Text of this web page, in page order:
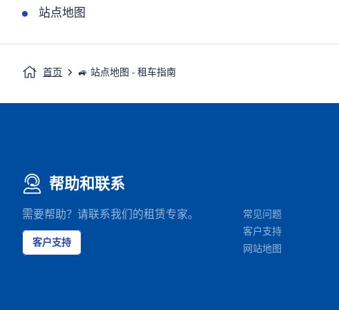
站点地图
首页 🚙 站点地图 - 租车指南
帮助和联系
需要帮助？请联系我们的租赁专家。
客户支持
常见问题
客户支持
网站地图